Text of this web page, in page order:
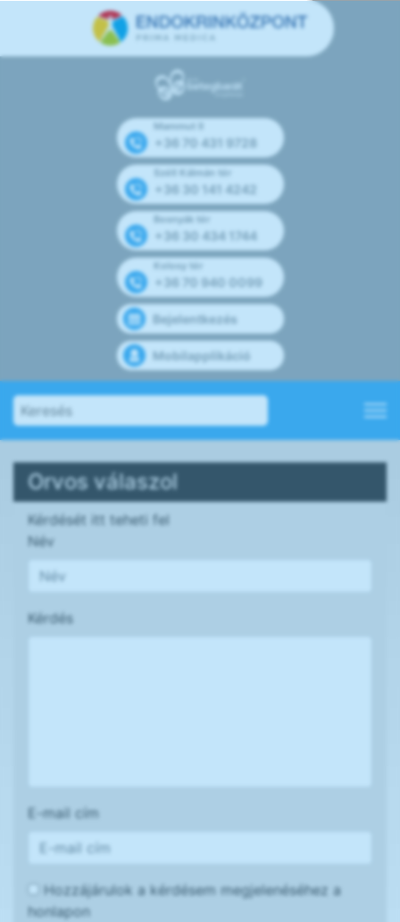
Mammut II
+36 70 431 9728
Széll Kálmán tér
+36 30 141 4242
Bosnyák tér
+36 30 434 1744
Kolosy tér
+36 70 940 0099
Bejelentkezés
Mobilapplikáció
Orvos válaszol
Kérdését itt teheti fel
Név
Kérdés
E-mail cím
Hozzájárulok a kérdésem megjelenéséhez a
honlapon